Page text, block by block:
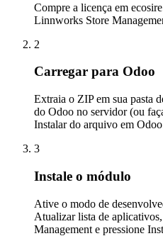
Compre a licença em
Linnworks Store
2
Carregar para Odoo
Extraia o ZIP em sua pasta
do Odoo no servidor (ou
Instalar do arquivo em
3
Instale o módulo
Ative o modo de
Atualizar lista de
Management e pressione